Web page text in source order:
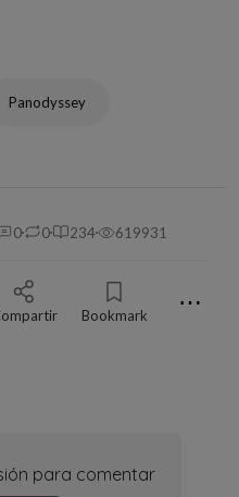
Panodyssey
0 0 234 619931
Bookmark ⋯
para comentar